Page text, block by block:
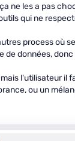
ne les a pas
qui ne
process où
de données,
l'utilisateur il
ou un